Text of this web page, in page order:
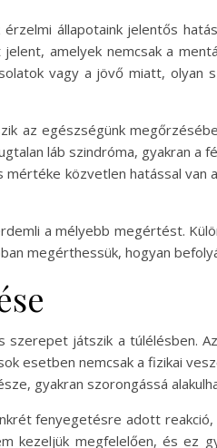
állapotaink jelentős
amelyek nemcsak a
vagy a jövő miatt, olyan
az egészségünk
láb szindróma, gyakran a
közvetlen hatással van
a mélyebb megértést.
megérthessük, hogyan
játszik a túlélésben.
esetben nemcsak a fizikai
gyakran szorongássá
fenyegetésre adott
kezeljük megfelelően, és ez